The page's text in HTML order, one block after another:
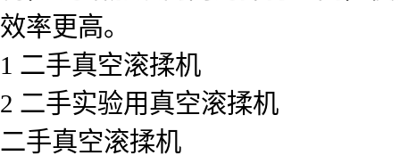
效率更高。
1 二手真空滚揉机
2 二手实验用真空滚揉机
二手真空滚揉机